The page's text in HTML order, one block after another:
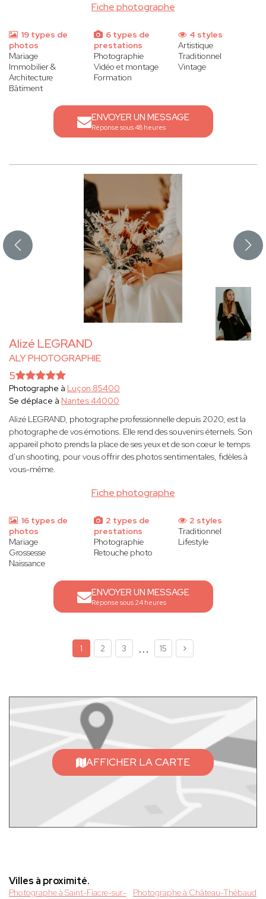
Fiche photographe
19 types de
photos
Mariage
Immobilier &
Architecture
Bâtiment
6 types de
prestations
Photographie
Vidéo et montage
Formation
4 styles
Artistique
Traditionnel
Vintage
ENVOYER UN MESSAGE
Réponse sous 48 heures
Alizé LEGRAND
ALY PHOTOGRAPHIE
Fiche photographe
5
Photographe à Luçon 85400
Se déplace à Nantes 44000
Alizé LEGRAND, photographe professionnelle depuis 2020, est la
photographe de vos émotions. Elle rend des souvenirs éternels. Son
appareil photo prends la place de ses yeux et de son cœur le temps
d'un shooting, pour vous offrir des photos sentimentales, fidèles à
vous-même.
16 types de
photos
Mariage
Grossesse
Naissance
2 types de
prestations
Photographie
Retouche photo
2 styles
Traditionnel
Lifestyle
ENVOYER UN MESSAGE
Réponse sous 24 heures
1 2 3 ... 15
AFFICHER LA CARTE
Villes à proximité.
Photographe à Saint-Fiacre-sur-
Photographe à Château-Thébaud